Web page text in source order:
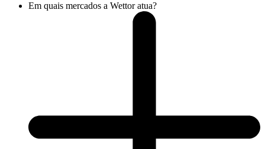
Em quais mercados a Wettor atua?